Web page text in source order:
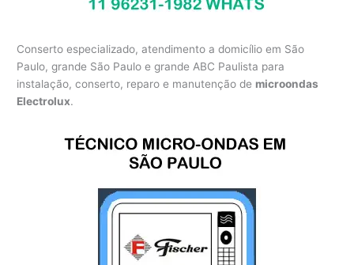
Conserto especializado, atendimento a domicílio em São
Paulo, grande São Paulo e grande ABC Paulista para
instalação, conserto, reparo e manutenção de microondas
Electrolux.